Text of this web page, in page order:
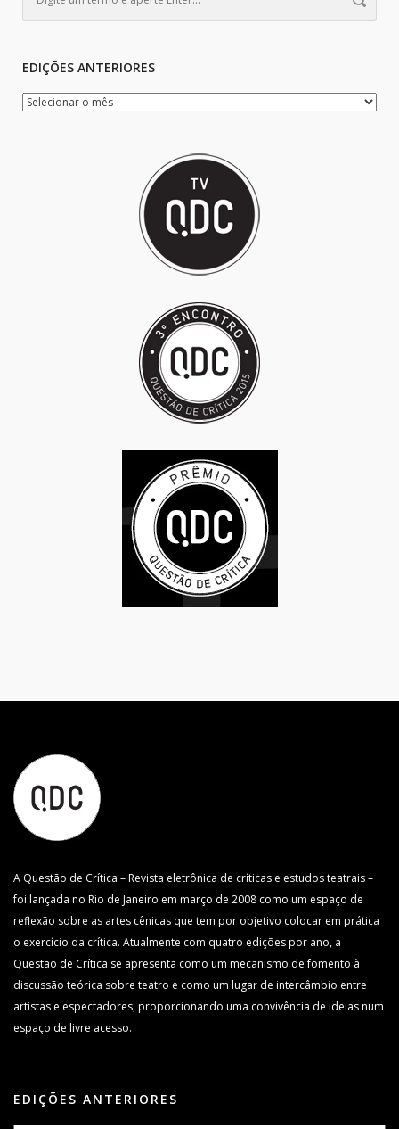
EDIÇÕES ANTERIORES
A Questão de Crítica – Revista eletrônica de críticas e estudos teatrais –
foi lançada no Rio de Janeiro em março de 2008 como um espaço de
reflexão sobre as artes cênicas que tem por objetivo colocar em prática
o exercício da crítica. Atualmente com quatro edições por ano, a
Questão de Crítica se apresenta como um mecanismo de fomento à
discussão teórica sobre teatro e como um lugar de intercâmbio entre
artistas e espectadores, proporcionando uma convivência de ideias num
espaço de livre acesso.
EDIÇÕES ANTERIORES